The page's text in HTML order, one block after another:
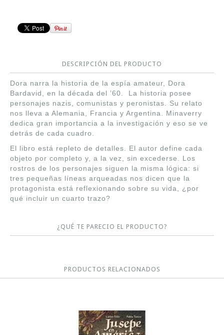
DESCRIPCIÓN DEL PRODUCTO
Dora narra la historia de la espía amateur, Dora
Bardavid, en la década del ’60. La historia posee
personajes nazis, comunistas y peronistas. Su relato
nos lleva a Alemania, Francia y Argentina. Minaverry
dedica gran importancia a la investigación y eso se ve
detrás de cada cuadro.
El libro está repleto de detalles. El autor define cada
objeto por completo y, a la vez, sin excederse. Los
rostros de los personajes siguen la misma lógica: si
tres pequeñas líneas arqueadas nos dicen que la
protagonista está reflexionando sobre su vida, ¿por
qué incluir un cuarto trazo?
¿QUÉ TE PARECIO EL PRODUCTO?
PRODUCTOS RELACIONADOS